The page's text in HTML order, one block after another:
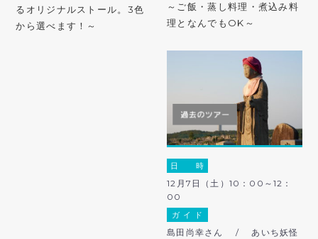
るオリジナルストール。3色
から選べます！～
～ご飯・蒸し料理・煮込み料
理となんでもOK～
日 時
12月7日（土）10：00～12：
00
ガ イ ド
島田尚幸さん / あいち妖怪